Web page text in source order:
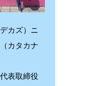
カズ）ニ
カタカナ
表取締役